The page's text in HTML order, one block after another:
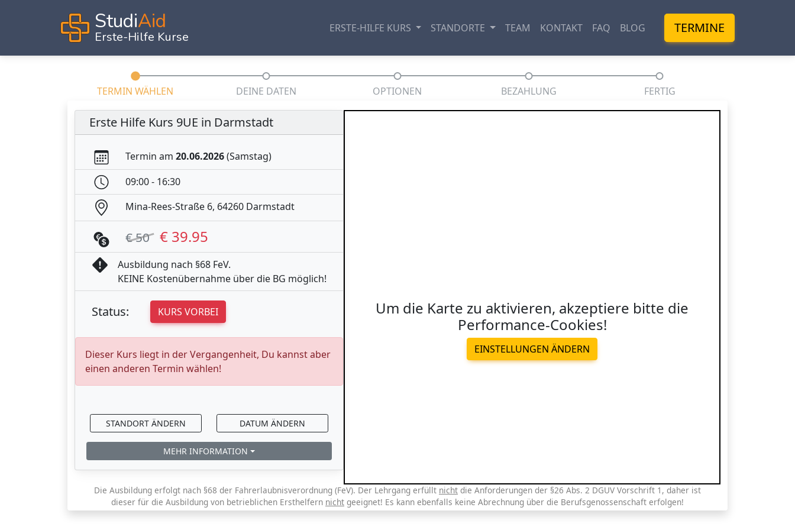
StudiAid
Erste-Hilfe Kurse
ERSTE-HILFE KURS STANDORTE TEAM KONTAKT FAQ BLOG TERMINE
TERMIN WÄHLEN DEINE DATEN OPTIONEN BEZAHLUNG FERTIG
Erste Hilfe Kurs 9UE in Darmstadt
Termin am 20.06.2026(Samstag)
09:00 - 16:30
Mina-Rees-Straße 6, 64260 Darmstadt
€ 50 € 39.95
Ausbildung nach §68 FeV.
KEINE Kostenübernahme über die BG möglich!
Status: KURS VORBEI
Dieser Kurs liegt in der Vergangenheit, Du kannst aber
einen anderen Termin wählen!
STANDORT ÄNDERN DATUM ÄNDERN
MEHR INFORMATION
Um die Karte zu aktivieren, akzeptiere bitte die
Performance-Cookies!
EINSTELLUNGEN ÄNDERN
Die Ausbildung erfolgt nach §68 der Fahrerlaubnisverordnung (FeV). Der Lehrgang erfüllt nicht die Anforderungen der §26 Abs. 2 DGUV Vorschrift 1, daher ist
dieser für die Ausbildung von betrieblichen Ersthelfern nicht geeignet! Es kann ebenfalls keine Abrechnung über die Berufsgenossenschaft erfolgen!